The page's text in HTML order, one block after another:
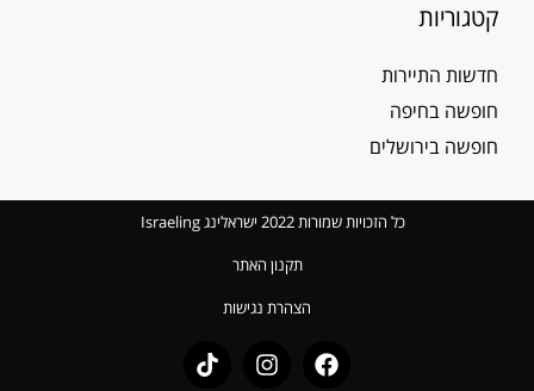
קטגוריות
חדשות התיירות
חופשה בחיפה
חופשה בירושלים
כל הזכויות שמורות 2022 ישראלינג Israeling
תקנון האתר
הצהרת נגישות